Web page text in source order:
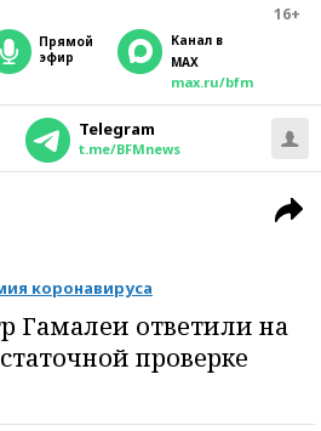
16+
прямой
эфир
Канал в
MAX
max.ru/bfm
Telegram
t.me/BFMnews
коронавируса
Гамалеи ответили на
проверке